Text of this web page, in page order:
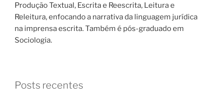
Produção Textual, Escrita e Reescrita, Leitura e
Releitura, enfocando a narrativa da linguagem jurídica
na imprensa escrita. Também é pós-graduado em
Sociologia.
Posts recentes